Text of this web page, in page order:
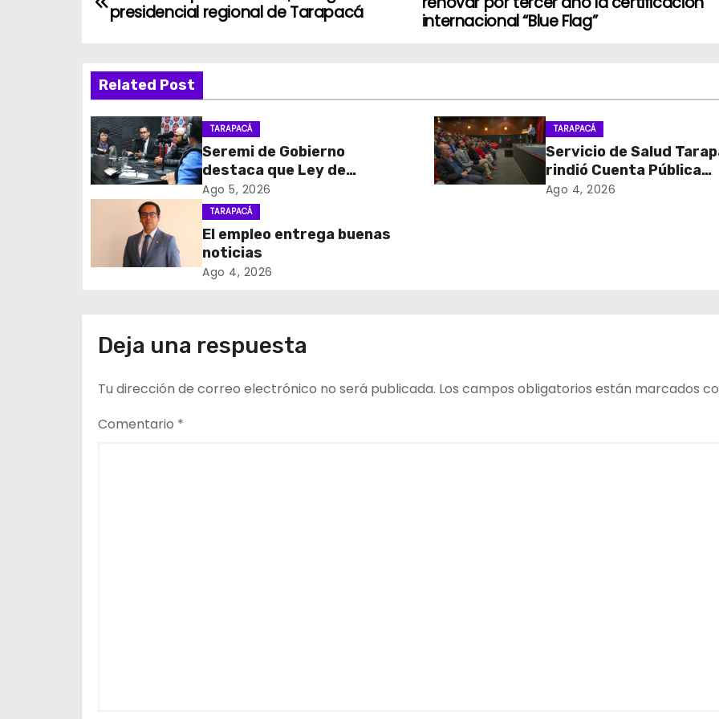
e
g
a
c
ó
e
e
n
internacional “Blue Flag”
presidencial regional de Tarapacá
Related Post
TARAPACÁ
Seremi de Gobierno
destaca que Ley de
Reconstrucción Nacional
impulsará la inversión y el
empleo en Tarapacá
Ago 5, 2026
TARAPACÁ
Servicio de Salud
rindió Cuenta Pública
Participativa
Ago 4, 2026
TARAPACÁ
El empleo entrega buenas
noticias
Ago 4, 2026
Deja una respuesta
Tu dirección de correo electrónico no será publicada. Los campos obligatorios están marcados
Comentario *